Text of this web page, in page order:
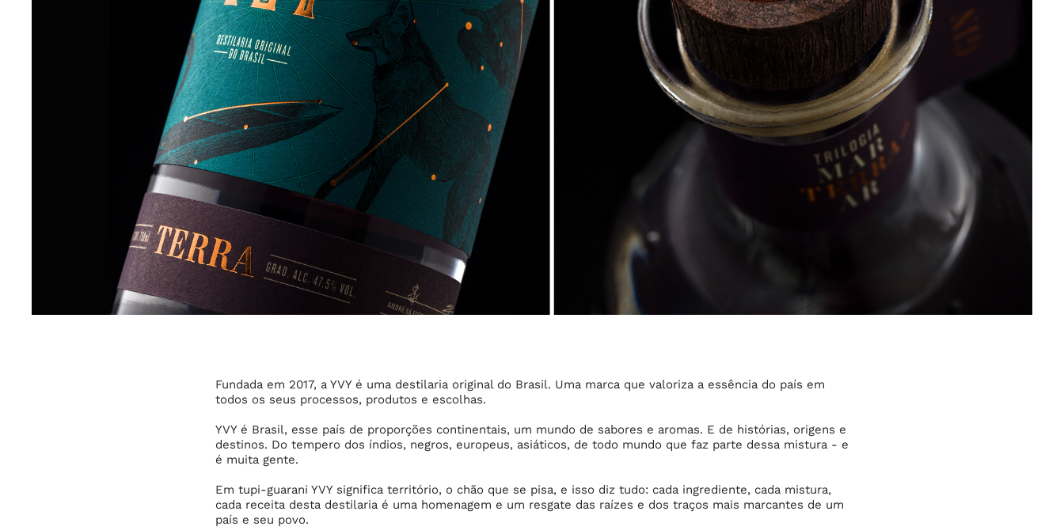
Fundada em 2017, a YVY é uma destilaria original do Brasil. Uma marca que valoriza a essência do país em
todos os seus processos, produtos e escolhas.
YVY é Brasil, esse país de proporções continentais, um mundo de sabores e aromas. E de histórias, origens e
destinos. Do tempero dos índios, negros, europeus, asiáticos, de todo mundo que faz parte dessa mistura - e
é muita gente.
Em tupi-guarani YVY significa território, o chão que se pisa, e isso diz tudo: cada ingrediente, cada mistura,
cada receita desta destilaria é uma homenagem e um resgate das raízes e dos traços mais marcantes de um
país e seu povo.